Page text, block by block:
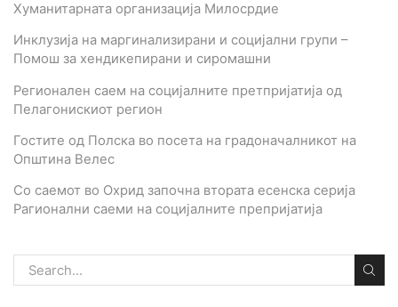
Хуманитарната организација Милосрдие
Инклузија на маргинализирани и социјални групи –
Помош за хендикепирани и сиромашни
Регионален саем на социјалните претпријатија од
Пелагонискиот регион
Гостите од Полска во посета на градоначалникот на
Општина Велес
Со саемот во Охрид започна втората есенска серија
Рагионални саеми на социјалните препријатија